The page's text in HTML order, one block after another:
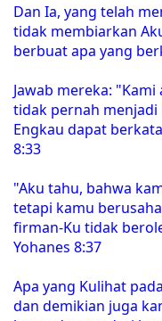
Dan Ia, yang telah
tidak membiarkan
berbuat apa yang
Jawab mereka:
tidak pernah menjadi
Engkau dapat
8:33
"Aku tahu, bahwa
tetapi kamu
firman-Ku tidak
Yohanes 8:37
Apa yang Kulihat
dan demikian juga